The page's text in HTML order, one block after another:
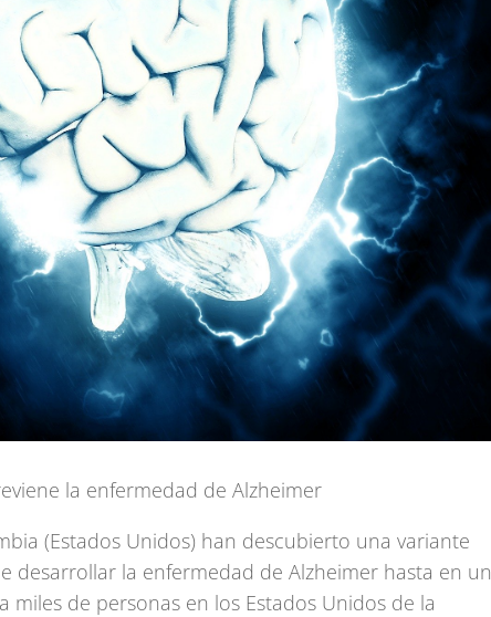
la enfermedad de Alzheimer
(Estados Unidos) han descubierto una variante
desarrollar la enfermedad de Alzheimer hasta en un
de personas en los Estados Unidos de la